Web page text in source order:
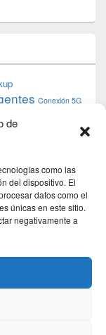
de
como las
del dispositivo. El
datos como el
únicas en este sitio.
negativamente a
Conexión 5G
iphone
torrent
Windows